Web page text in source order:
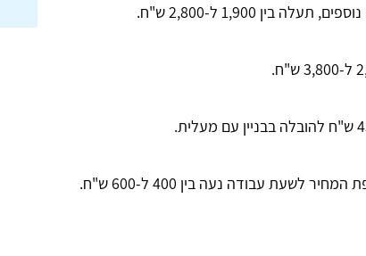
בין 1,900 ל-2,800 ש"ח.
לשעת עבודה נעה בין 400 ל-600 ש"ח.